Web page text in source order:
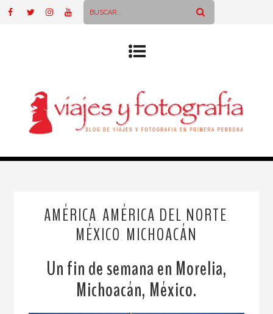
AMÉRICA AMÉRICA DEL NORTE
MÉXICO MICHOACÁN
Un fin de semana en Morelia,
Michoacán, México.